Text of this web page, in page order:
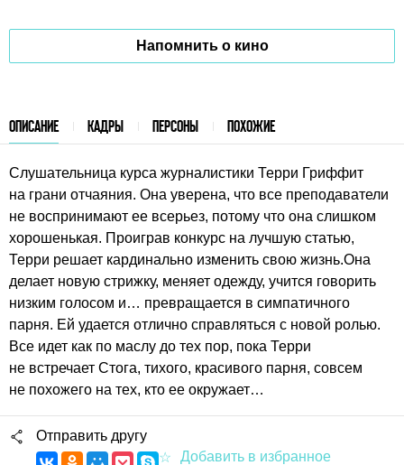
Напомнить о кино
ОПИСАНИЕ КАДРЫ ПЕРСОНЫ ПОХОЖИЕ
Слушательница курса журналистики Терри Гриффит
на грани отчаяния. Она уверена, что все преподаватели
не воспринимают ее всерьез, потому что она слишком
хорошенькая. Проиграв конкурс на лучшую статью,
Терри решает кардинально изменить свою жизнь.Она
делает новую стрижку, меняет одежду, учится говорить
низким голосом и… превращается в симпатичного
парня. Ей удается отлично справляться с новой ролью.
Все идет как по маслу до тех пор, пока Терри
не встречает Стога, тихого, красивого парня, совсем
не похожего на тех, кто ее окружает…
Отправить другу